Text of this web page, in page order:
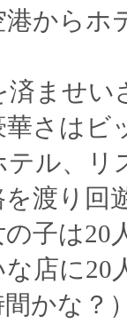
からホ
ませい
さはビ
テル、
を渡り回
子は20
な店に
かな？